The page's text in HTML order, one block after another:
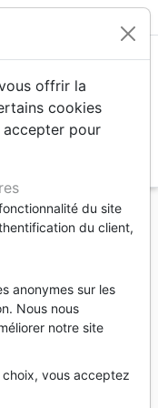
offrir la
cookies
accepter pour
du site
du client,
anonymes sur les
Nous nous
notre site
vous acceptez